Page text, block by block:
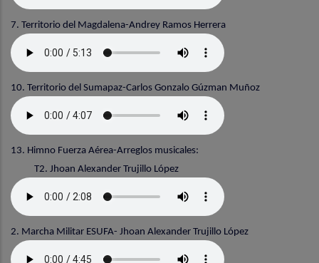
7. Territorio del Magdalena-Andrey Ramos Herrera
10. Territorio del Sumapaz-Carlos Gonzalo Gúzman Muñoz
13. Himno Fuerza Aérea-Arreglos musicales:
T2. Jhoan Alexander Trujillo López
2. Marcha Militar ESUFA- Jhoan Alexander Trujillo López